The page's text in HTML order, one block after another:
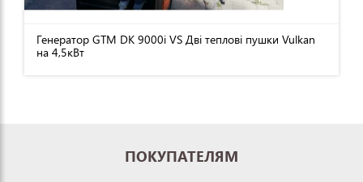
Генератор GTM DK 9000i VS Дві теплові пушки Vulkan
на 4,5кВт
ПОКУПАТЕЛЯМ